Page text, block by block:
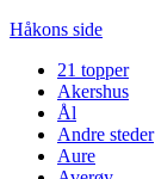
Håkons side
21 topper
Akershus
Ål
Andre steder
Aure